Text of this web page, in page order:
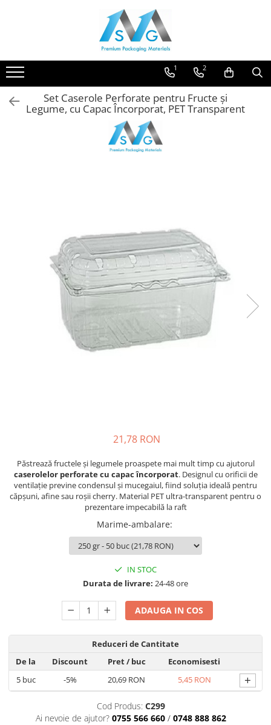
Categorii ambalaje MSG
Ambalaje pentru comert online
Ambalaje pentru panificatie,
patiserii, fast-food si horeca
Ambalaje pentru abatoare si
industria de procesare a carnii
Ambalaje pentru comert offline
1 2
Set Caserole Perforate pentru Fructe și
Legume, cu Capac Încorporat, PET Transparent
21,78 RON
Păstrează fructele și legumele proaspete mai mult timp cu ajutorul
caserolelor perforate cu capac încorporat. Designul cu orificii de
ventilație previne condensul și mucegaiul, fiind soluția ideală pentru
căpșuni, afine sau roșii cherry. Material PET ultra-transparent pentru o
prezentare impecabilă la raft
Marime-ambalare:
IN STOC
Durata de livrare: 24-48 ore
ADAUGA IN COS
Reduceri de Cantitate
De la
Discount Pret/ buc
Economisesti
5buc -5% 20,69 RON 5,45 RON +
Cod Produs: C299
Ai nevoie de ajutor? 0755 566 660 / 0748 888 862